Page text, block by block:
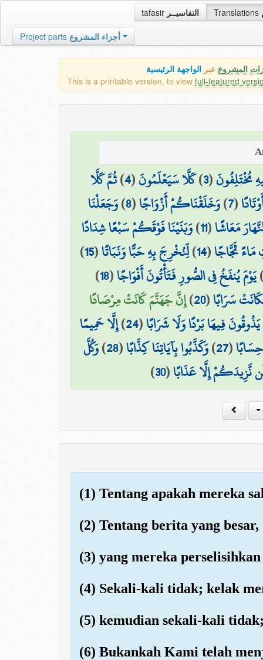
tafasir التفاسيــر Translations
Project parts أجزاء المشروع
المشروع عبر الواجهة الرئيسية
This is a printable version, to view full-featured
مُخْتَلِفُونَ(
3
)كَلَّا سَيَعْلَمُونَ(
4
)ثُمَّ كَلَّا
(
7
)وَخَلَقْنَاكُمْ أَزْوَاجًا(
8
)وَجَعَلْنَا
مَعَاشًا(
11
)وَبَنَيْنَا فَوْقَكُمْ سَبْعًا شِدَادًا
مَاءً ثَجَّاجًا(
14
)لِّنُخْرِجَ بِهِ حَبًّا وَنَبَاتًا(
15
)
يَوْمَ يُنفَخُ فِي الصُّورِ فَتَأْتُونَ أَفْوَاجًا(
18
)
سَرَابًا(
20
)إِنَّ جَهَنَّمَ كَانَتْ مِرْصَادًا
فِيهَا بَرْدًا وَلَا شَرَابًا(
24
)إِلَّا حَمِيمًا
(
27
)وَكَذَّبُوا بِآيَاتِنَا كِذَّابًا(
28
)وَكُلَّ
نَّزِيدَكُمْ إِلَّا عَذَابًا(
30
)
(1) Tentang apakah mereka
(2) Tentang berita yang besar,
(3) yang mereka
(4) Sekali-kali tidak; kelak
(5) kemudian sekali-kali
(6) Bukankah Kami telah